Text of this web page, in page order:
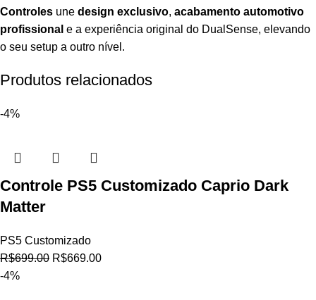
Controles une design exclusivo, acabamento automotivo
profissional e a experiência original do DualSense, elevando
o seu setup a outro nível.
Produtos relacionados
-4%
Controle PS5 Customizado Caprio Dark
Matter
PS5 Customizado
R$699.00 R$669.00
-4%